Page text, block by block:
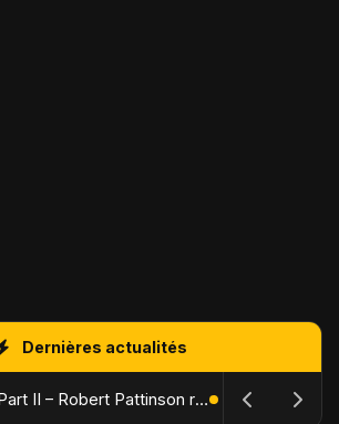
Dernières actualités
The Batman : Part II – Robert Pattinson replonge dans les ténèbres de Gotham dès octobre 2027